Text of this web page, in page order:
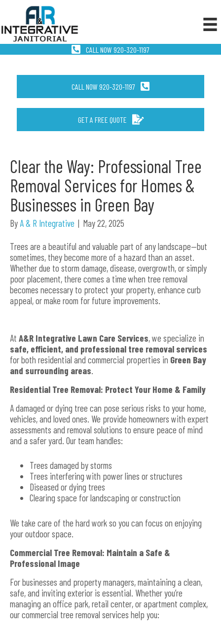
CALL NOW 920-320-1197
CALL NOW 920-320-1197
GET A FREE QUOTE
Clear the Way: Professional Tree
Removal Services for Homes &
Businesses in Green Bay
By A & R Integrative | May 22, 2025
Trees are a beautiful and valuable part of any landscape—but
sometimes, they become more of a hazard than an asset.
Whether due to storm damage, disease, overgrowth, or simply
poor placement, there comes a time when tree removal
becomes necessary to protect your property, enhance curb
appeal, or make room for future improvements.
At A&R Integrative Lawn Care Services, we specialize in
safe, efficient, and professional tree removal services
for both residential and commercial properties in Green Bay
and surrounding areas.
Residential Tree Removal: Protect Your Home & Family
A damaged or dying tree can pose serious risks to your home,
vehicles, and loved ones. We provide homeowners with expert
assessments and removal solutions to ensure peace of mind
and a safer yard. Our team handles:
Trees damaged by storms
Trees interfering with power lines or structures
Diseased or dying trees
Clearing space for landscaping or construction
We take care of the hard work so you can focus on enjoying
your outdoor space.
Commercial Tree Removal: Maintain a Safe &
Professional Image
For businesses and property managers, maintaining a clean,
safe, and inviting exterior is essential. Whether you’re
managing an office park, retail center, or apartment complex,
our commercial tree removal services help you: